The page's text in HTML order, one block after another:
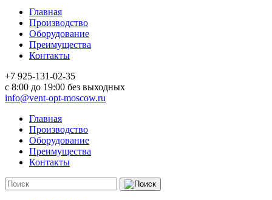
Главная
Производство
Оборудование
Преимущества
Контакты
+7 925-131-02-35
c 8:00 до 19:00 без выходных
info@vent-opt-moscow.ru
Главная
Производство
Оборудование
Преимущества
Контакты